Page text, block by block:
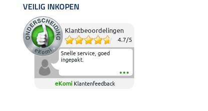
VEILIG INKOPEN
Klantbeoordelingen
4.7/5
Snelle service, goed
ingepakt.
eKomi Klantenfeedback